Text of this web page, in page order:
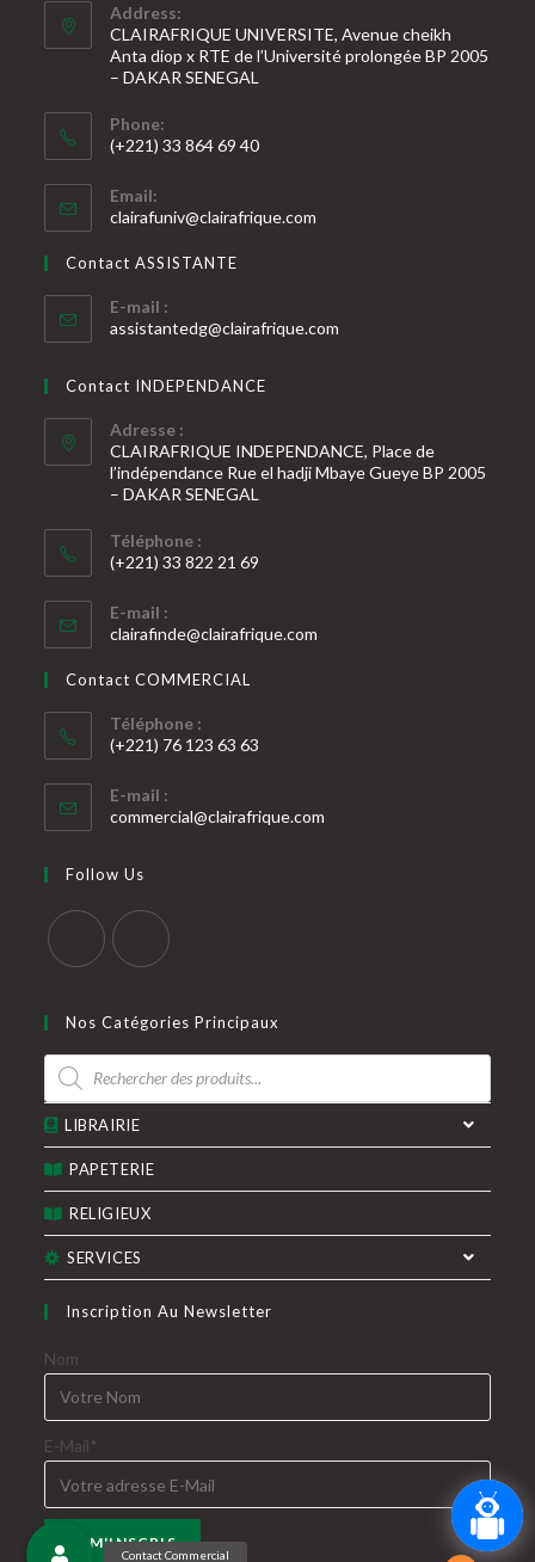
Address:
CLAIRAFRIQUE UNIVERSITE, Avenue cheikh
Anta diop x RTE de l’Université prolongée BP 2005
– DAKAR SENEGAL
Phone:
(+221) 33 864 69 40
Email:
clairafuniv@clairafrique.com
Contact ASSISTANTE
E-mail :
assistantedg@clairafrique.com
Contact INDEPENDANCE
Adresse :
CLAIRAFRIQUE INDEPENDANCE, Place de
l’indépendance Rue el hadji Mbaye Gueye BP 2005
– DAKAR SENEGAL
Téléphone :
(+221) 33 822 21 69
E-mail :
clairafinde@clairafrique.com
Contact COMMERCIAL
Téléphone :
(+221) 76 123 63 63
E-mail :
commercial@clairafrique.com
Follow Us
Nos Catégories Principaux
LIBRAIRIE
PAPETERIE
RELIGIEUX
SERVICES
Inscription Au Newsletter
Nom
E-Mail*